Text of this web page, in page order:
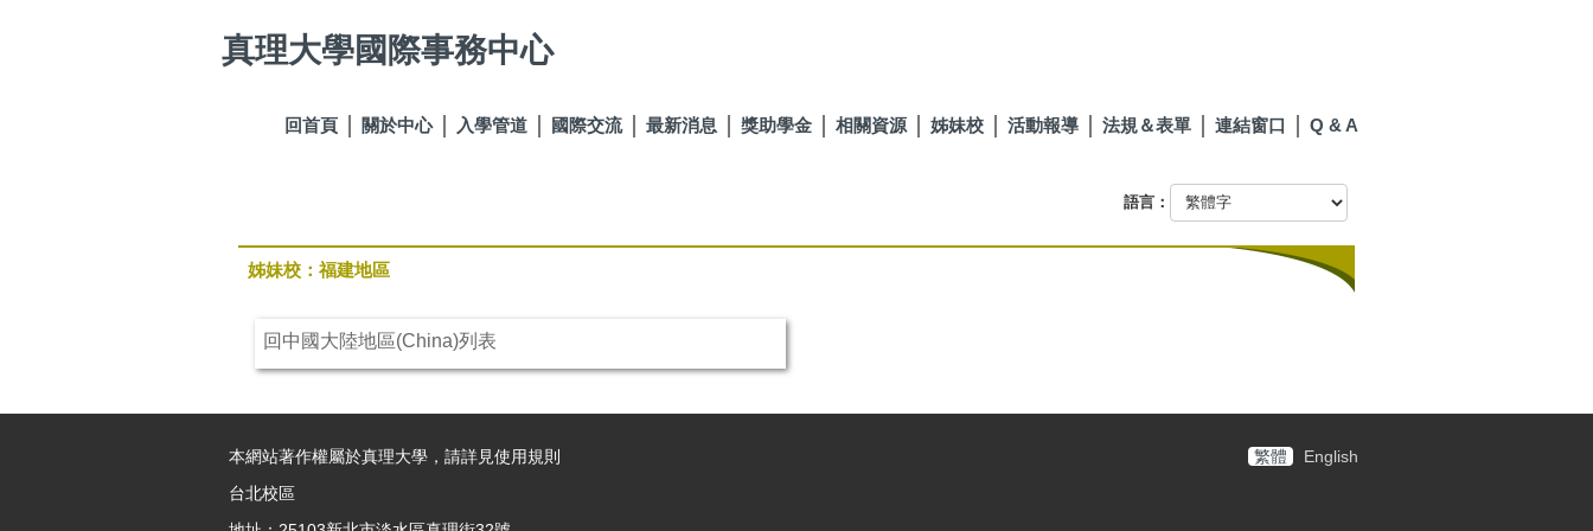
真理大學國際事務中心
回首頁 關於中心 入學管道 國際交流 最新消息 獎助學金 相關資源 姊妹校 活動報導 法規＆表單 連結窗口 Q & A
語言：
姊妹校：福建地區
回中國大陸地區(China)列表
繁體 English
本網站著作權屬於真理大學，請詳見使用規則
台北校區